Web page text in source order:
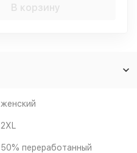
В корзину
женский
2XL
50% переработанный